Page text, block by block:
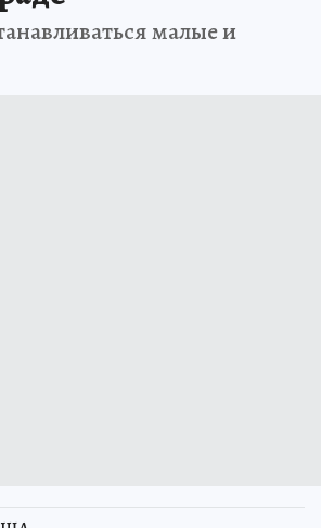
малые и